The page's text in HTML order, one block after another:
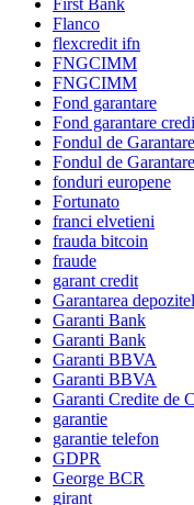
First Bank
Flanco
flexcredit ifn
FNGCIMM
FNGCIMM
Fond garantare
Fond garantare
Fondul de
Fondul de
fonduri europene
Fortunato
franci elvetieni
frauda bitcoin
fraude
garant credit
Garantarea
Garanti Bank
Garanti Bank
Garanti BBVA
Garanti BBVA
Garanti Credite de
garantie
garantie telefon
GDPR
George BCR
girant